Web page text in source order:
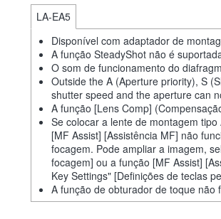
LA-EA5
Disponível com adaptador de
A função SteadyShot não é
O som de funcionamento do
Outside the A (Aperture priority), S
shutter speed and the aperture can
A função [Lens Comp]
Se colocar a lente de montagem
[MF Assist] [Assistência MF] não
focagem. Pode ampliar a imagem,
focagem] ou a função [MF Assist]
Key Settings" [Definições de teclas
A função de obturador de toque não